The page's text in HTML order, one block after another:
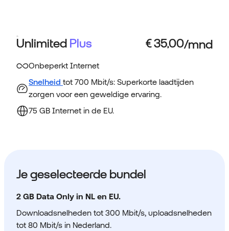
Unlimited Plus
Onbeperkt Internet
Snelheid tot 700 Mbit/s: Superkorte laadtijden
zorgen voor een geweldige ervaring.
75 GB Internet in de EU.
Je geselecteerde bundel
2 GB Data Only in NL en EU.
Downloadsnelheden tot 300 Mbit/s, uploadsnelheden
tot 80 Mbit/s in Nederland.